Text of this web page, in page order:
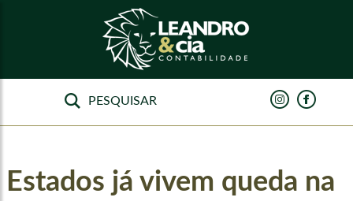
Estados já vivem queda na